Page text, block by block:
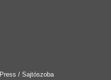
Press / Sajtószoba